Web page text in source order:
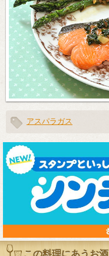
アスパラガス
この料理にあうお酒